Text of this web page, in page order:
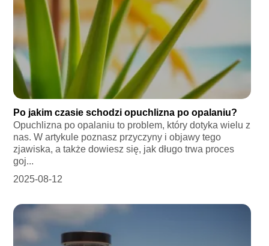
Po jakim czasie schodzi opuchlizna po opalaniu?
Opuchlizna po opalaniu to problem, który dotyka wielu z
nas. W artykule poznasz przyczyny i objawy tego
zjawiska, a także dowiesz się, jak długo trwa proces
goj...
2025-08-12